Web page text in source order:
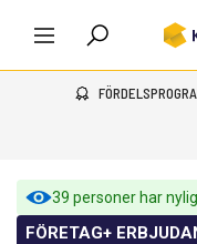
39 personer har
FÖRETAG+